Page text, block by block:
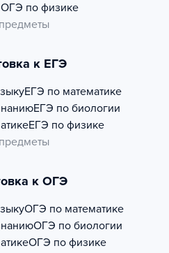
ОГЭ по физике
к ЕГЭ
ЕГЭ по математике
ЕГЭ по биологии
ЕГЭ по физике
к ОГЭ
ОГЭ по математике
ОГЭ по биологии
ОГЭ по физике